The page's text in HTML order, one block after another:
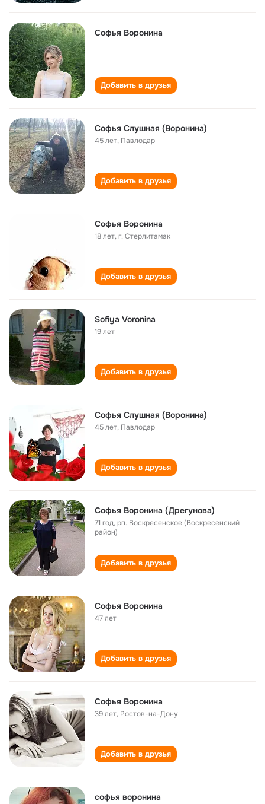
Софья Воронина
Добавить в друзья
Софья Слушная (Воронина)
45 лет, Павлодар
Добавить в друзья
Софья Воронина
18 лет,г. Стерлитамак
Добавить в друзья
Sofiya Voronina
19 лет
Добавить в друзья
Софья Слушная (Воронина)
45 лет, Павлодар
Добавить в друзья
Софья Воронина (Дрегунова)
71 год,рп. Воскресенское (Воскресенский
район)
Добавить в друзья
Софья Воронина
47 лет
Добавить в друзья
Софья Воронина
39 лет, Ростов-на-Дону
Добавить в друзья
софья воронина